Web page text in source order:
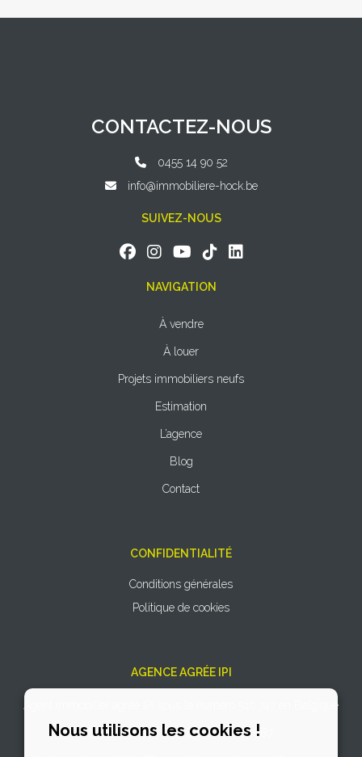
Nous utilisons les cookies !
CONTACTEZ-NOUS
0455 14 90 52
info@immobiliere-hock.be
SUIVEZ-NOUS
NAVIGATION
À vendre
À louer
Projets immobiliers neufs
Estimation
L’agence
Blog
Contact
CONFIDENTIALITÉ
Conditions générales
Politique de cookies
AGENCE AGRÉE IPI
Agent immobilier agréé IPI sous le numéro 510.747 en Belgique
N° entreprise : TVA BE 0766.727.887.